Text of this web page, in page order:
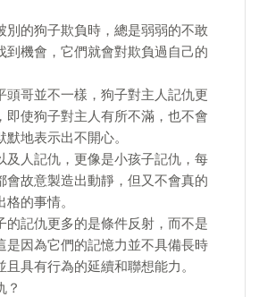
別的狗子欺負時，總是弱弱的不敢
到機會，它們就會對欺負過自己的
頭哥並不一樣，狗子對主人記仇更
即使狗子對主人有所不滿，也不會
地表示出不開心。
及人記仇，更像是小孩子記仇，每
會故意製造出動靜，但又不會真的
的事情。
的記仇更多的是條件反射，而不是
是因為它們的記憶力並不具備長時
具有行為的延續和聯想能力。
？